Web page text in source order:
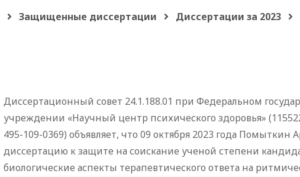
Защищенные диссертации Диссертации за 2023
Диссертационный совет 24.1.188.01 при Федеральном
учреждении «Научный центр психического здоровья»
495-109-0369) объявляет, что 09 октября 2023 года
диссертацию к защите на соискание ученой степени
биологические аспекты терапевтического ответа на